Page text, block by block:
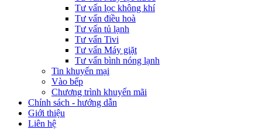
Tư vấn lọc không khí
Tư vấn điều hoà
Tư vấn tủ lạnh
Tư vấn Tivi
Tư vấn Máy giặt
Tư vấn bình nóng lạnh
Tin khuyến mại
Vào bếp
Chương trình khuyến mãi
Chính sách - hướng dẫn
Giới thiệu
Liên hệ